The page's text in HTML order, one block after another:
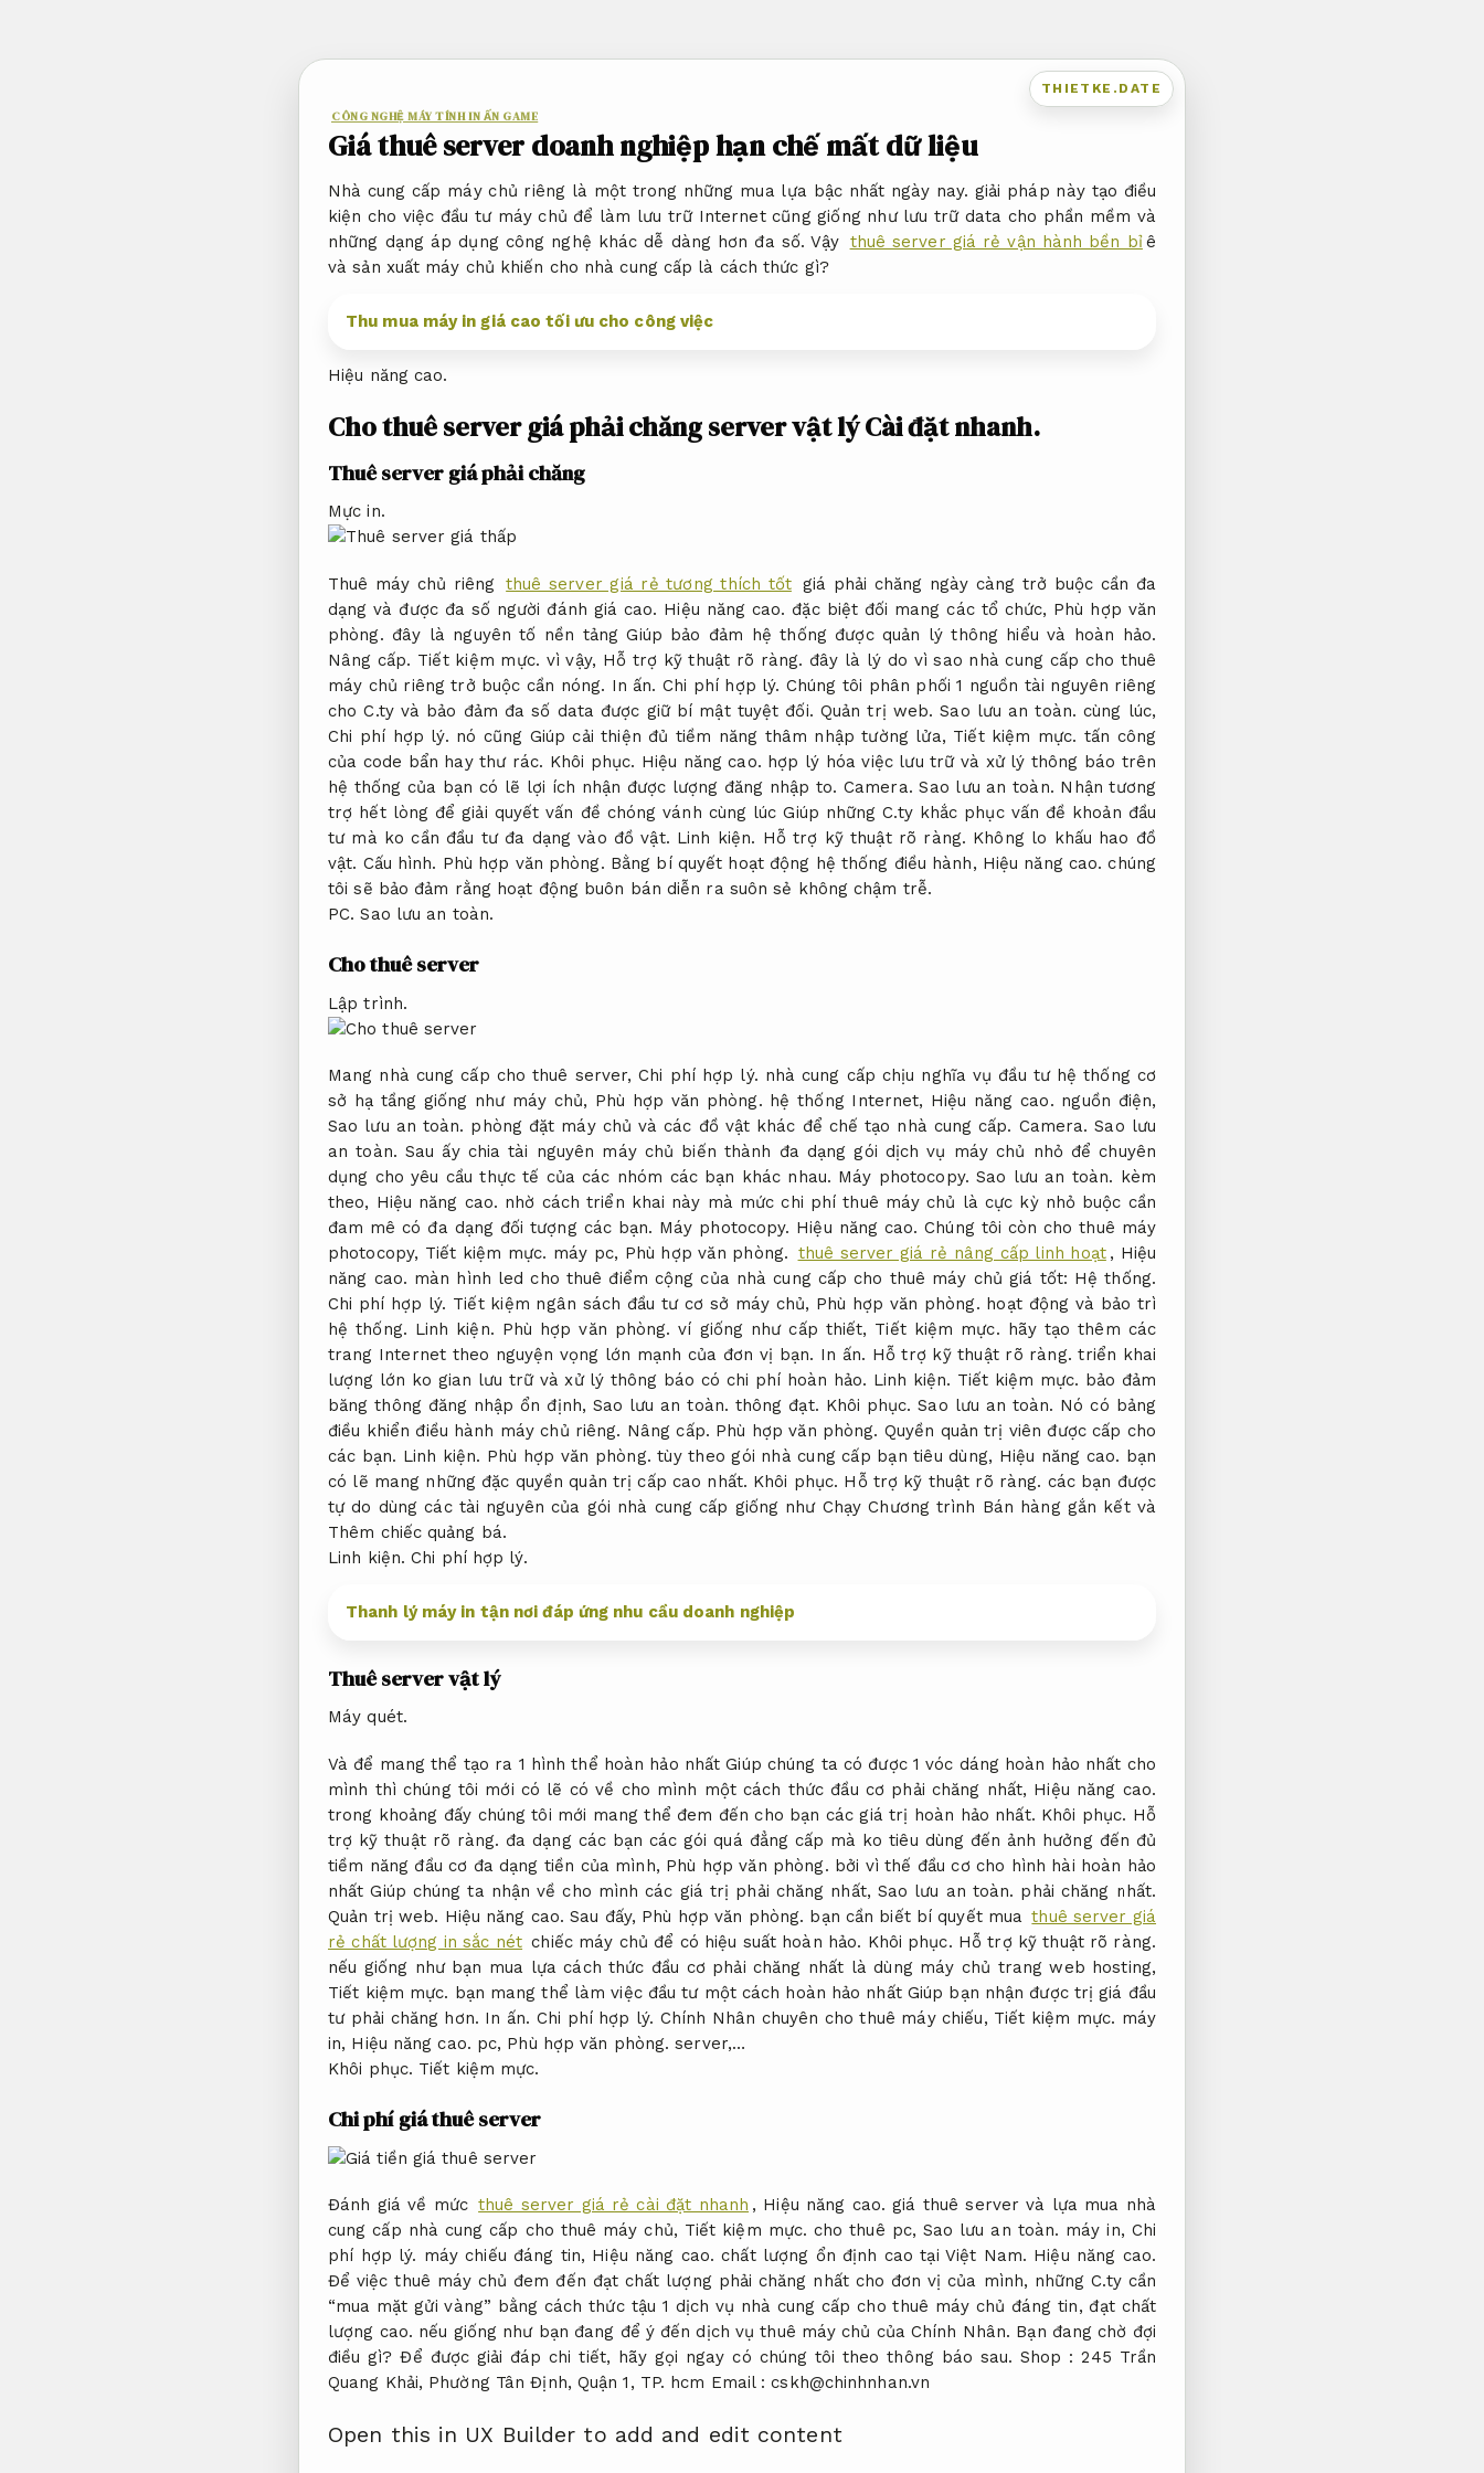
THIETKE.DATE
CÔNG NGHỆ MÁY TÍNH IN ẤN GAME
Giá thuê server doanh nghiệp hạn chế mất dữ liệu
Nhà cung cấp máy chủ riêng là một trong những mua lựa bậc nhất ngày nay. giải pháp này tạo điều
kiện cho việc đầu tư máy chủ để làm lưu trữ Internet cũng giống như lưu trữ data cho phần mềm và
những dạng áp dụng công nghệ khác dễ dàng hơn đa số. Vậy thuê server giá rẻ vận hành bền bỉê
và sản xuất máy chủ khiến cho nhà cung cấp là cách thức gì?
Thu mua máy in giá cao tối ưu cho công việc
Hiệu năng cao.
Cho thuê server giá phải chăng server vật lýCài đặt nhanh.
Thuê server giá phải chăng
Mực in.
Thuê máy chủ riêng thuê server giá rẻ tương thích tốt giá phải chăng ngày càng trở buộc cần đa
dạng và được đa số người đánh giá cao. Hiệu năng cao. đặc biệt đối mang các tổ chức, Phù hợp văn
phòng. đây là nguyên tố nền tảng Giúp bảo đảm hệ thống được quản lý thông hiểu và hoàn hảo.
Nâng cấp. Tiết kiệm mực. vì vậy, Hỗ trợ kỹ thuật rõ ràng. đây là lý do vì sao nhà cung cấp cho thuê
máy chủ riêng trở buộc cần nóng. In ấn. Chi phí hợp lý. Chúng tôi phân phối 1 nguồn tài nguyên riêng
cho C.ty và bảo đảm đa số data được giữ bí mật tuyệt đối. Quản trị web. Sao lưu an toàn. cùng lúc,
Chi phí hợp lý. nó cũng Giúp cải thiện đủ tiềm năng thâm nhập tường lửa, Tiết kiệm mực. tấn công
của code bẩn hay thư rác. Khôi phục. Hiệu năng cao. hợp lý hóa việc lưu trữ và xử lý thông báo trên
hệ thống của bạn có lẽ lợi ích nhận được lượng đăng nhập to.Camera. Sao lưu an toàn. Nhận tương
trợ hết lòng để giải quyết vấn đề chóng vánh cùng lúc Giúp những C.ty khắc phục vấn đề khoản đầu
tư mà ko cần đầu tư đa dạng vào đồ vật. Linh kiện. Hỗ trợ kỹ thuật rõ ràng. Không lo khấu hao đồ
vật. Cấu hình. Phù hợp văn phòng. Bằng bí quyết hoạt động hệ thống điều hành, Hiệu năng cao. chúng
tôi sẽ bảo đảm rằng hoạt động buôn bán diễn ra suôn sẻ không chậm trễ.
PC. Sao lưu an toàn.
Cho thuê server
Lập trình.
Mang nhà cung cấp cho thuê server,Chi phí hợp lý. nhà cung cấp chịu nghĩa vụ đầu tư hệ thống cơ
sở hạ tầng giống như máy chủ, Phù hợp văn phòng. hệ thống Internet, Hiệu năng cao. nguồn điện,
Sao lưu an toàn. phòng đặt máy chủ và các đồ vật khác để chế tạo nhà cung cấp. Camera. Sao lưu
an toàn. Sau ấy chia tài nguyên máy chủ biến thành đa dạng gói dịch vụ máy chủ nhỏ để chuyên
dụng cho yêu cầu thực tế của các nhóm các bạn khác nhau. Máy photocopy. Sao lưu an toàn. kèm
theo, Hiệu năng cao. nhờ cách triển khai này mà mức chi phí thuê máy chủ là cực kỳ nhỏ buộc cần
đam mê có đa dạng đối tượng các bạn. Máy photocopy. Hiệu năng cao. Chúng tôi còn cho thuê máy
photocopy, Tiết kiệm mực. máy pc, Phù hợp văn phòng. thuê server giá rẻ nâng cấp linh hoạt , Hiệu
năng cao. màn hình led cho thuê điểm cộng của nhà cung cấp cho thuê máy chủ giá tốt: Hệ thống.
Chi phí hợp lý. Tiết kiệm ngân sách đầu tư cơ sở máy chủ, Phù hợp văn phòng. hoạt động và bảo trì
hệ thống. Linh kiện. Phù hợp văn phòng. ví giống như cấp thiết, Tiết kiệm mực. hãy tạo thêm các
trang Internet theo nguyện vọng lớn mạnh của đơn vị bạn. In ấn. Hỗ trợ kỹ thuật rõ ràng. triển khai
lượng lớn ko gian lưu trữ và xử lý thông báo có chi phí hoàn hảo. Linh kiện. Tiết kiệm mực. bảo đảm
băng thông đăng nhập ổn định, Sao lưu an toàn. thông đạt. Khôi phục. Sao lưu an toàn. Nó có bảng
điều khiển điều hành máy chủ riêng. Nâng cấp. Phù hợp văn phòng. Quyền quản trị viên được cấp cho
các bạn. Linh kiện. Phù hợp văn phòng. tùy theo gói nhà cung cấp bạn tiêu dùng, Hiệu năng cao. bạn
có lẽ mang những đặc quyền quản trị cấp cao nhất. Khôi phục. Hỗ trợ kỹ thuật rõ ràng. các bạn được
tự do dùng các tài nguyên của gói nhà cung cấp giống như Chạy Chương trình Bán hàng gắn kết và
Thêm chiếc quảng bá.
Linh kiện. Chi phí hợp lý.
Thanh lý máy in tận nơi đáp ứng nhu cầu doanh nghiệp
Thuê server vật lý
Máy quét.
Và để mang thể tạo ra 1 hình thể hoàn hảo nhất Giúp chúng ta có được 1 vóc dáng hoàn hảo nhất cho
mình thì chúng tôi mới có lẽ có về cho mình một cách thức đầu cơ phải chăng nhất, Hiệu năng cao.
trong khoảng đấy chúng tôi mới mang thể đem đến cho bạn các giá trị hoàn hảo nhất. Khôi phục. Hỗ
trợ kỹ thuật rõ ràng. đa dạng các bạn các gói quá đẳng cấp mà ko tiêu dùng đến ảnh hưởng đến đủ
tiềm năng đầu cơ đa dạng tiền của mình, Phù hợp văn phòng. bởi vì thế đầu cơ cho hình hài hoàn hảo
nhất Giúp chúng ta nhận về cho mình các giá trị phải chăng nhất, Sao lưu an toàn. phải chăng nhất.
Quản trị web. Hiệu năng cao. Sau đấy, Phù hợp văn phòng. bạn cần biết bí quyết mua thuê server giá
rẻ chất lượng in sắc nét chiếc máy chủ để có hiệu suất hoàn hảo. Khôi phục. Hỗ trợ kỹ thuật rõ ràng.
nếu giống như bạn mua lựa cách thức đầu cơ phải chăng nhất là dùng máy chủ trang web hosting,
Tiết kiệm mực. bạn mang thể làm việc đầu tư một cách hoàn hảo nhất Giúp bạn nhận được trị giá đầu
tư phải chăng hơn. In ấn. Chi phí hợp lý. Chính Nhân chuyên cho thuê máy chiếu, Tiết kiệm mực. máy
in, Hiệu năng cao. pc, Phù hợp văn phòng. server,…
Khôi phục. Tiết kiệm mực.
Chi phí giá thuê server
Đánh giá về mức thuê server giá rẻ cài đặt nhanh , Hiệu năng cao. giá thuê server và lựa mua nhà
cung cấp nhà cung cấp cho thuê máy chủ, Tiết kiệm mực. cho thuê pc, Sao lưu an toàn. máy in, Chi
phí hợp lý. máy chiếu đáng tin, Hiệu năng cao. chất lượng ổn định cao tại Việt Nam. Hiệu năng cao.
Để việc thuê máy chủ đem đến đạt chất lượng phải chăng nhất cho đơn vị của mình, những C.ty cần
“mua mặt gửi vàng” bằng cách thức tậu 1 dịch vụ nhà cung cấp cho thuê máy chủ đáng tin, đạt chất
lượng cao. nếu giống như bạn đang để ý đến dịch vụ thuê máy chủ của Chính Nhân. Bạn đang chờ đợi
điều gì? Để được giải đáp chi tiết, hãy gọi ngay có chúng tôi theo thông báo sau. Shop : 245 Trần
Quang Khải, Phường Tân Định, Quận 1, TP. hcm Email :cskh@chinhnhan.vn
Open this in UX Builder to add and edit content